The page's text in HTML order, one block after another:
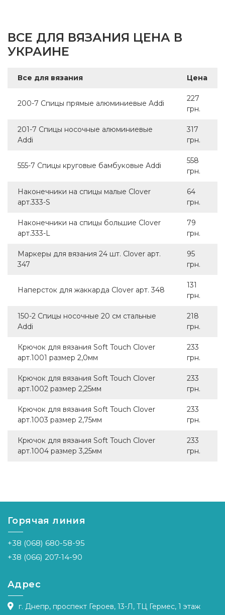
ВСЕ ДЛЯ ВЯЗАНИЯ ЦЕНА В
УКРАИНЕ
Все для вязания Цена
200-7 Спицы прямые алюминиевые Addi
227
грн.
201-7 Спицы носочные алюминиевые
Addi
317
грн.
555-7 Спицы круговые бамбуковые Addi
558
грн.
Наконечники на спицы малые Clover
арт.333-S
64
грн.
Наконечники на спицы большие Clover
арт.333-L
79
грн.
Маркеры для вязания 24 шт. Clover арт.
347
95
грн.
Наперсток для жаккарда Clover арт. 348
131
грн.
150-2 Спицы носочные 20 см стальные
Addi
218
грн.
Крючок для вязания Soft Touch Clover
арт.1001 размер 2,0мм
233
грн.
Крючок для вязания Soft Touch Clover
арт.1002 размер 2,25мм
233
грн.
Крючок для вязания Soft Touch Clover
арт.1003 размер 2,75мм
233
грн.
Крючок для вязания Soft Touch Clover
арт.1004 размер 3,25мм
233
грн.
Горячая линия
+38 (068) 680-58-95
+38 (066) 207-14-90
Адрес
г. Днепр, проспект Героев, 13-Л, ТЦ Гермес, 1 этаж